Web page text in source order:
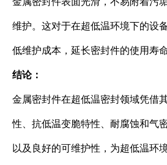
维护。这对于在超低温环境下的设
低维护成本，延长密封件的使用寿命
结论：
金属密封件在超低温密封领域凭借
性、抗低温变脆特性、耐腐蚀和气
以及良好的可维护性，为超低温环